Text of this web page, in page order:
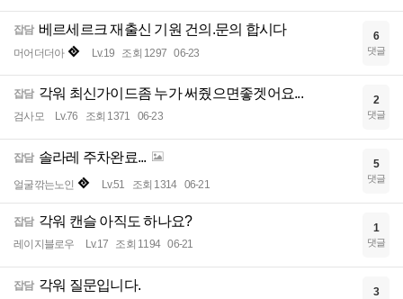
잡담 베르세르크 재출신 기원 건의.문의 합시다
머어더더아 Lv.19 조회 1297 06-23
6
댓글
잡담 각워 최신가이드좀 누가 써줬으면좋겟어요...
검사모 Lv.76 조회 1371 06-23
2
댓글
잡담 솔라레 주차완료...
얼굴깎는노인 Lv.51 조회 1314 06-21
5
댓글
잡담 각워 캔슬 아직도 하나요?
레이지블로우 Lv.17 조회 1194 06-21
1
댓글
잡담 각워 질문입니다. 3